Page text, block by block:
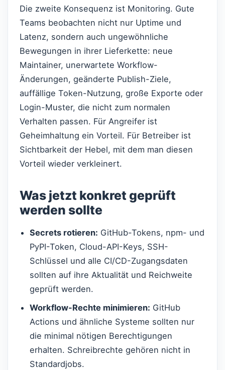
Die zweite Konsequenz ist Monitoring. Gute
Teams beobachten nicht nur Uptime und
Latenz, sondern auch ungewöhnliche
Bewegungen in ihrer Lieferkette: neue
Maintainer, unerwartete Workflow-
Änderungen, geänderte Publish-Ziele,
auffällige Token-Nutzung, große Exporte oder
Login-Muster, die nicht zum normalen
Verhalten passen. Für Angreifer ist
Geheimhaltung ein Vorteil. Für Betreiber ist
Sichtbarkeit der Hebel, mit dem man diesen
Vorteil wieder verkleinert.
Was jetzt konkret geprüft
werden sollte
Secrets rotieren: GitHub-Tokens, npm- und
PyPI-Token, Cloud-API-Keys, SSH-
Schlüssel und alle CI/CD-Zugangsdaten
sollten auf ihre Aktualität und Reichweite
geprüft werden.
Workflow-Rechte minimieren: GitHub
Actions und ähnliche Systeme sollten nur
die minimal nötigen Berechtigungen
erhalten. Schreibrechte gehören nicht in
Standardjobs.